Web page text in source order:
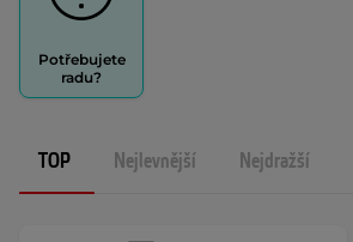
Potřebujete
radu?
TOP Nejlevnější Nejdražší